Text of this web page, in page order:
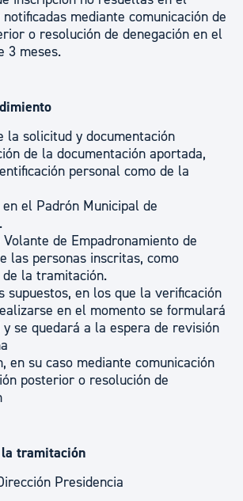
mediante comunicación de
o resolución de denegación en el
3 meses.
la solicitud y documentación
de la documentación aportada,
personal como de la
el Padrón Municipal de
Volante de Empadronamiento de
las personas inscritas, como
la tramitación.
supuestos, en los que la verificación
en el momento se formulará
se quedará a la espera de revisión
en su caso mediante comunicación
posterior o resolución de
la tramitación
Presidencia